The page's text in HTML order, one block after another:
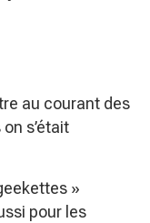
au courant des
s’était
»
pour les